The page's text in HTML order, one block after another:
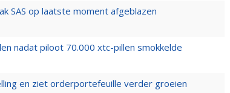
SAS op laatste moment afgeblazen
nadat piloot 70.000 xtc-pillen smokkelde
en ziet orderportefeuille verder groeien